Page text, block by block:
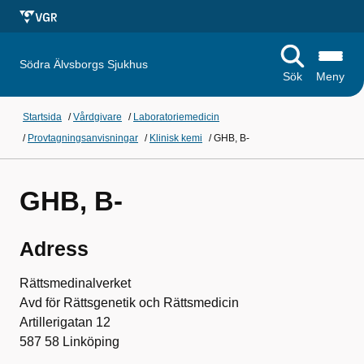
Södra Älvsborgs Sjukhus
Sök
Meny
Startsida /Vårdgivare / Laboratoriemedicin
/ Provtagningsanvisningar / Klinisk kemi /GHB, B-
GHB, B-
Adress
Rättsmedinalverket
Avd för Rättsgenetik och Rättsmedicin
Artillerigatan 12
587 58 Linköping